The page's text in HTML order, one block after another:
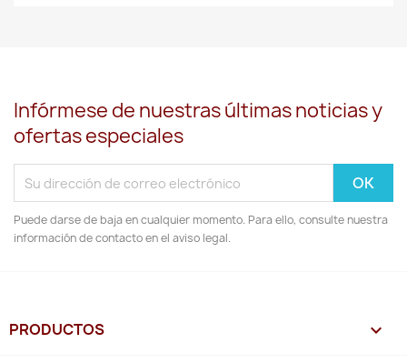
Infórmese de nuestras últimas noticias y
ofertas especiales
Puede darse de baja en cualquier momento. Para ello, consulte nuestra
información de contacto en el aviso legal.
PRODUCTOS 